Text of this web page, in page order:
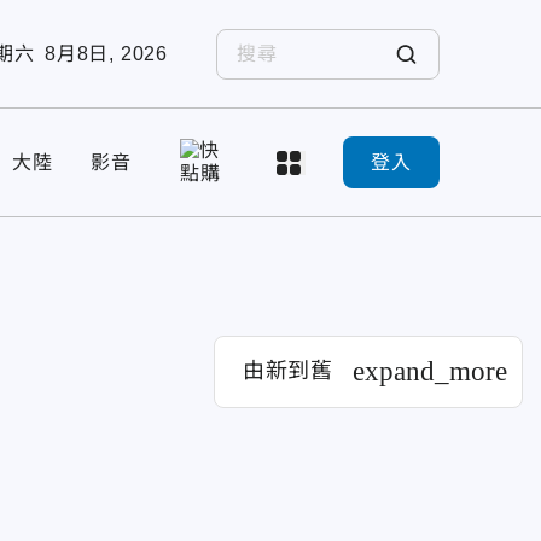
六 8月8日, 2026
大陸 影音 登入
由新到舊 expand_more